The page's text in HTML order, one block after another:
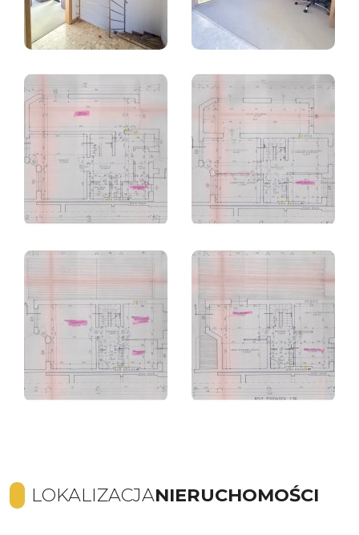
LOKALIZACJANIERUCHOMOŚCI